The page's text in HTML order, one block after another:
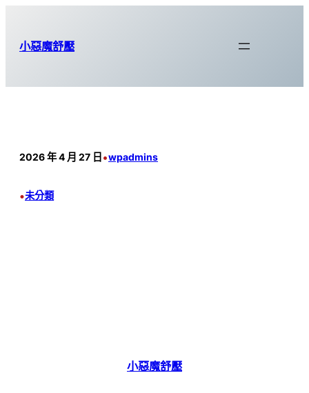
小惡魔舒壓
2026 年 4 月 27 日 •wpadmins
•未分類
小惡魔舒壓